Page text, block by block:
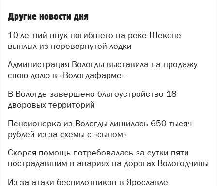
Другие новости дня
10-летний внук погибшего на реке Шексне
выплыл из перевёрнутой лодки
Администрация Вологды выставила на продажу
свою долю в «Вологдафарме»
В Вологде завершено благоустройство 18
дворовых территорий
Пенсионерка из Вологды лишилась 650 тысяч
рублей из-за схемы с «сыном»
Скорая помощь потребовалась за сутки пяти
пострадавшим в авариях на дорогах Вологодчины
Из-за атаки беспилотников в Ярославле